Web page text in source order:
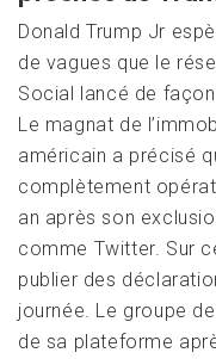
Donald Trump Jr
de vagues que le
Social lancé de
Le magnat de
américain a précisé
complètement
an après son
comme Twitter. Sur
publier des
journée. Le groupe
de sa plateforme